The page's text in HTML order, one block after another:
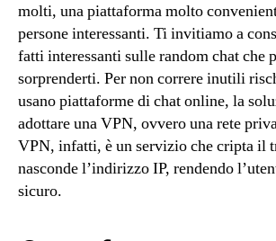
molti, una piattaforma molto
persone interessanti. Ti invitiamo a
fatti interessanti sulle random chat che
sorprenderti. Per non correre inutili
usano piattaforme di chat online, la
adottare una VPN, ovvero una rete
VPN, infatti, è un servizio che cripta il
nasconde l’indirizzo IP, rendendo
sicuro.